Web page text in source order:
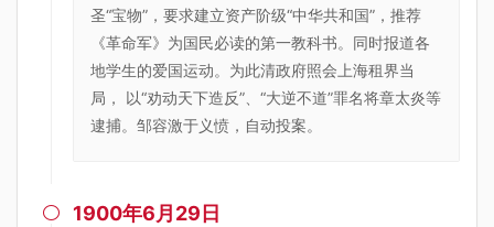
圣“宝物”，要求建立资产阶级“中华共和国”，推荐
《革命军》为国民必读的第一教科书。同时报道各
地学生的爱国运动。为此清政府照会上海租界当
局， 以“劝动天下造反”、“大逆不道”罪名将章太炎等
逮捕。邹容激于义愤，自动投案。
 1900年6月29日